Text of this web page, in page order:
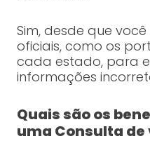
Sim, desde que
oficiais, como os
cada estado, para
informações
Quais são os
uma Consulta de